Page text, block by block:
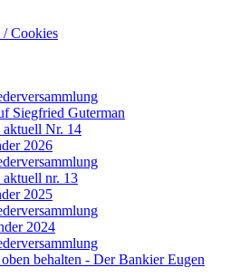
/ Cookies
Siegfried Guterman
aktuell Nr. 14
2026
aktuell nr. 13
2025
2024
behalten - Der Bankier Eugen